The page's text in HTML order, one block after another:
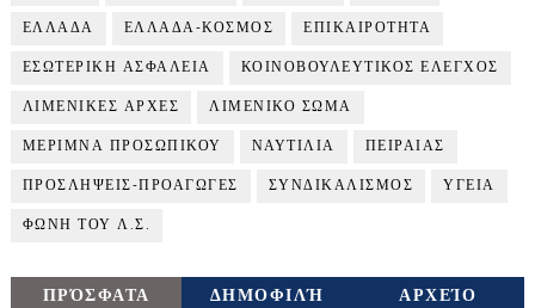
ΕΛΛΑΔΑ ΕΛΛΑΔΑ-ΚΟΣΜΟΣ ΕΠΙΚΑΙΡΟΤΗΤΑ
ΕΣΩΤΕΡΙΚΗ ΑΣΦΑΛΕΙΑ ΚΟΙΝΟΒΟΥΛΕΥΤΙΚΟΣ ΕΛΕΓΧΟΣ
ΛΙΜΕΝΙΚΕΣ ΑΡΧΕΣ ΛΙΜΕΝΙΚΟ ΣΩΜΑ
ΜΕΡΙΜΝΑ ΠΡΟΣΩΠΙΚΟΥ ΝΑΥΤΙΛΙΑ ΠΕΙΡΑΙΑΣ
ΠΡΟΣΛΗΨΕΙΣ-ΠΡΟΑΓΩΓΕΣ ΣΥΝΔΙΚΑΛΙΣΜΟΣ ΥΓΕΙΑ
ΦΩΝΗ ΤΟΥ Λ.Σ.
ΠΡΌΣΦΑΤΑ ΔΗΜΟΦΙΛΉ ΑΡΧΕΊΟ